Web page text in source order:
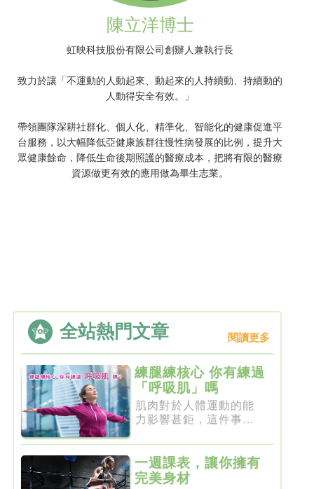
陳立洋博士
虹映科技股份有限公司創辦人兼執行長
致力於讓「不運動的人動起來、動起來的人持續動、持續動的
人動得安全有效。」
帶領團隊深耕社群化、個人化、精準化、智能化的健康促進平
台服務，以大幅降低亞健康族群往慢性病發展的比例，提升大
眾健康餘命，降低生命後期照護的醫療成本，把將有限的醫療
資源做更有效的應用做為畢生志業。
全站熱門文章 閱讀更多
練腿練核心 你有練過
「呼吸肌」嗎
肌肉對於人體運動的能
力影響甚鉅，這件事一
一週課表，讓你擁有
完美身材